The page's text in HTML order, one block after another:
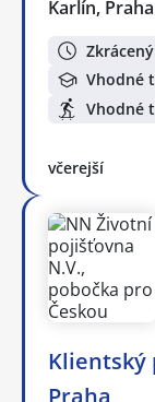
Karlín, Praha
Vhodné
Vhodné
včerejší
Klientský